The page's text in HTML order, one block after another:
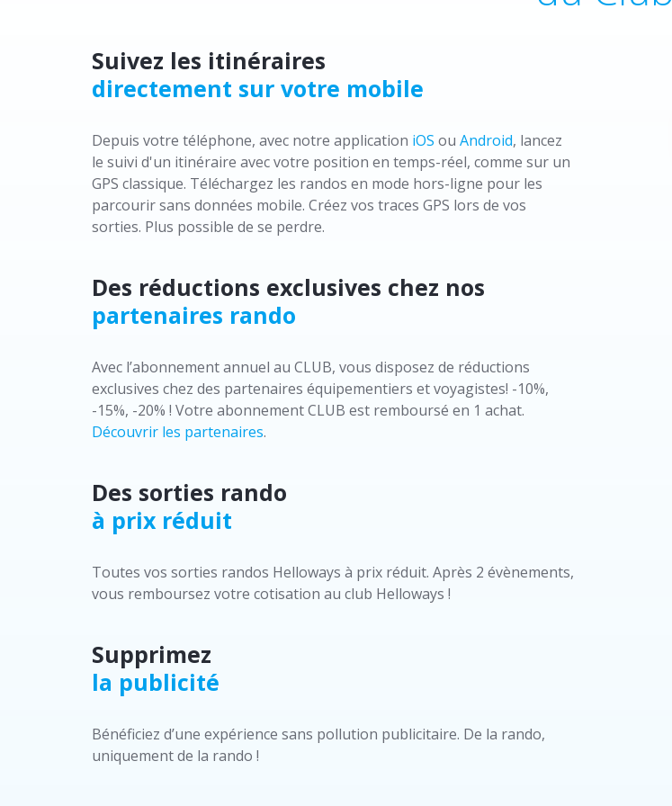
Suivez les itinéraires
directement sur votre mobile
Depuis votre téléphone, avec notre application iOS ou Android, lancez
le suivi d'un itinéraire avec votre position en temps-réel, comme sur un
GPS classique. Téléchargez les randos en mode hors-ligne pour les
parcourir sans données mobile. Créez vos traces GPS lors de vos
sorties. Plus possible de se perdre.
Des réductions exclusives chez nos
partenaires rando
Avec l’abonnement annuel au CLUB, vous disposez de réductions
exclusives chez des partenaires équipementiers et voyagistes! -10%,
-15%, -20% ! Votre abonnement CLUB est remboursé en 1 achat.
Découvrir les partenaires.
Des sorties rando
à prix réduit
Toutes vos sorties randos Helloways à prix réduit. Après 2 évènements,
vous remboursez votre cotisation au club Helloways !
Supprimez
la publicité
Bénéficiez d’une expérience sans pollution publicitaire. De la rando,
uniquement de la rando !